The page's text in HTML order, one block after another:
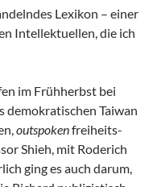
Lexikon – einer
Intellektuellen, die ich
im Frühherbst bei
demokratischen Taiwan
outspokenfreiheits-
Shieh, mit Roderich
ging es auch darum,